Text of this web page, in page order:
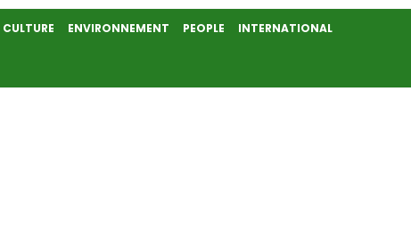
CULTURE ENVIRONNEMENT PEOPLE INTERNATIONAL